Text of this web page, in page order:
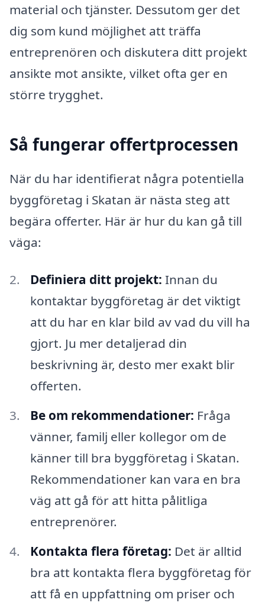
material och tjänster. Dessutom ger det
dig som kund möjlighet att träffa
entreprenören och diskutera ditt projekt
ansikte mot ansikte, vilket ofta ger en
större trygghet.
Så fungerar offertprocessen
När du har identifierat några potentiella
byggföretag i Skatan är nästa steg att
begära offerter. Här är hur du kan gå till
väga:
Definiera ditt projekt: Innan du
kontaktar byggföretag är det viktigt
att du har en klar bild av vad du vill ha
gjort. Ju mer detaljerad din
beskrivning är, desto mer exakt blir
offerten.
Be om rekommendationer: Fråga
vänner, familj eller kollegor om de
känner till bra byggföretag i Skatan.
Rekommendationer kan vara en bra
väg att gå för att hitta pålitliga
entreprenörer.
Kontakta flera företag: Det är alltid
bra att kontakta flera byggföretag för
att få en uppfattning om priser och